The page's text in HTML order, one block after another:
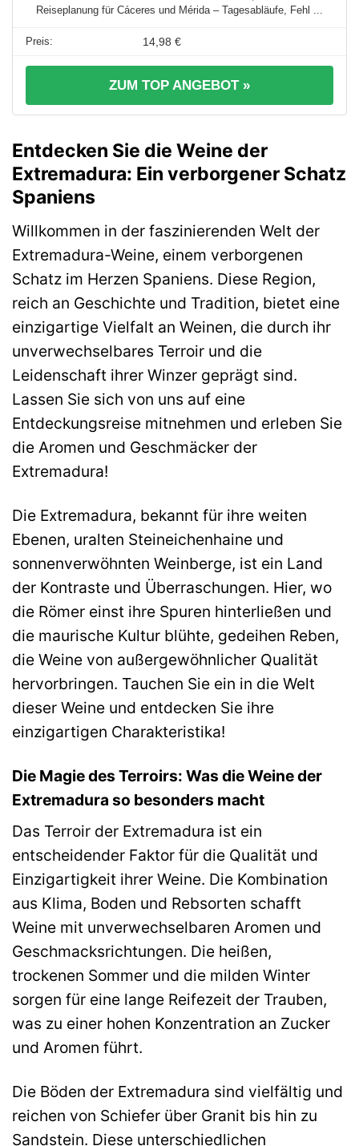
Reiseplanung für Cáceres und Mérida – Tagesabläufe, Fehl ...
14,98 €
ZUM TOP ANGEBOT »
Entdecken Sie die Weine der
Extremadura: Ein verborgener Schatz
Spaniens
Willkommen in der faszinierenden Welt der
Extremadura-Weine, einem verborgenen
Schatz im Herzen Spaniens. Diese Region,
reich an Geschichte und Tradition, bietet eine
einzigartige Vielfalt an Weinen, die durch ihr
unverwechselbares Terroir und die
Leidenschaft ihrer Winzer geprägt sind.
Lassen Sie sich von uns auf eine
Entdeckungsreise mitnehmen und erleben Sie
die Aromen und Geschmäcker der
Extremadura!
Die Extremadura, bekannt für ihre weiten
Ebenen, uralten Steineichenhaine und
sonnenverwöhnten Weinberge, ist ein Land
der Kontraste und Überraschungen. Hier, wo
die Römer einst ihre Spuren hinterließen und
die maurische Kultur blühte, gedeihen Reben,
die Weine von außergewöhnlicher Qualität
hervorbringen. Tauchen Sie ein in die Welt
dieser Weine und entdecken Sie ihre
einzigartigen Charakteristika!
Die Magie des Terroirs: Was die Weine der
Extremadura so besonders macht
Das Terroir der Extremadura ist ein
entscheidender Faktor für die Qualität und
Einzigartigkeit ihrer Weine. Die Kombination
aus Klima, Boden und Rebsorten schafft
Weine mit unverwechselbaren Aromen und
Geschmacksrichtungen. Die heißen,
trockenen Sommer und die milden Winter
sorgen für eine lange Reifezeit der Trauben,
was zu einer hohen Konzentration an Zucker
und Aromen führt.
Die Böden der Extremadura sind vielfältig und
reichen von Schiefer über Granit bis hin zu
Sandstein. Diese unterschiedlichen